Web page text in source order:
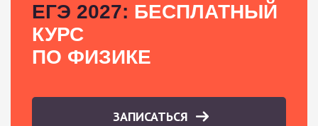
ЕГЭ 2027: БЕСПЛАТНЫЙ
КУРС
ПО ФИЗИКЕ
ЗАПИСАТЬСЯ